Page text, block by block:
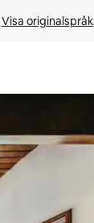
Visa originalspråk